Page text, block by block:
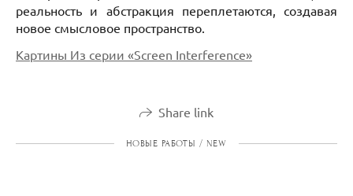
реальность и абстракция переплетаются, создавая
новое смысловое пространство.
Картины Из серии «Screen Interference»
Share link
НОВЫЕ РАБОТЫ / NEW